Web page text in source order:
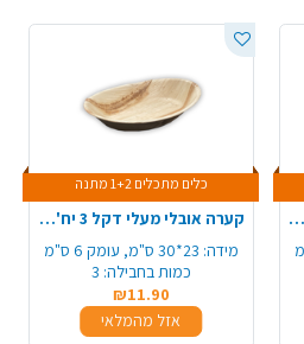
מגש אובלי מעלי דקל 3 יח' - גדול
כלים מתכלים 1+2 מתנה
קערה אובלי מעלי דקל 3 יח' - גדול
מידה: 23*30 ס"מ, עומק 6 ס"מ
כמות בחבילה: 3
₪11.90
אזל מהמלאי